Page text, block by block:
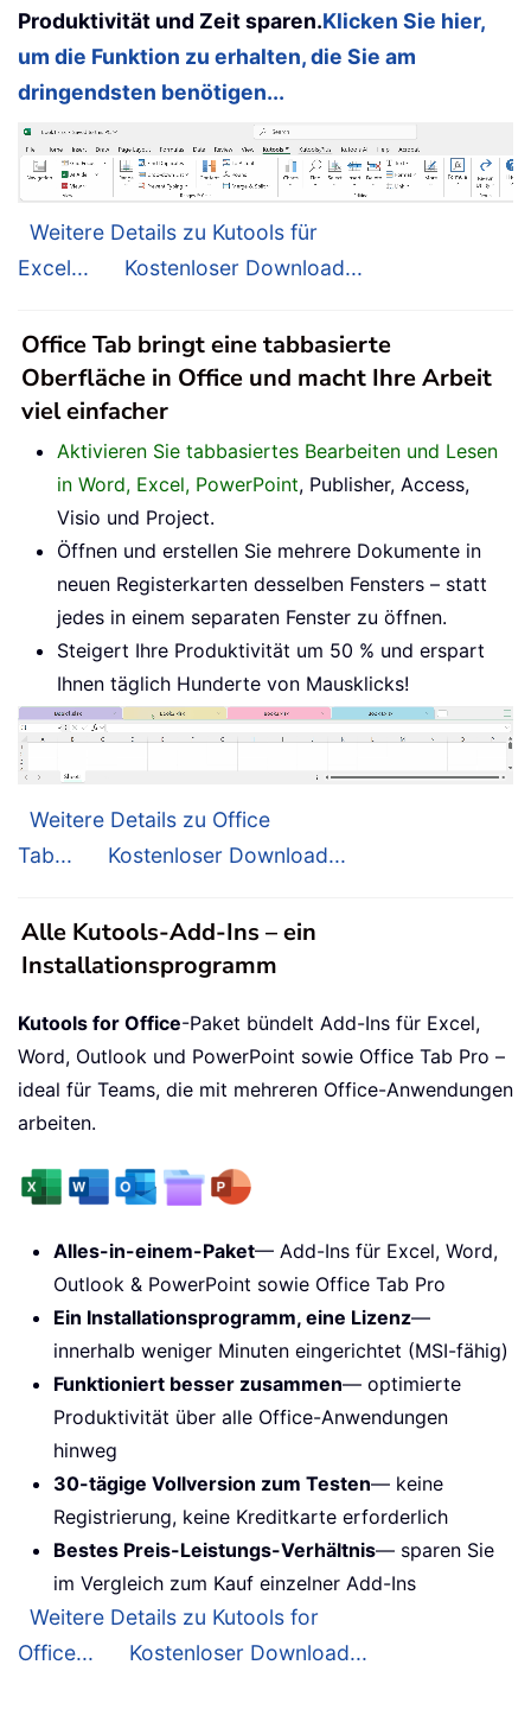
Produktivität und Zeit sparen.Klicken Sie hier,
um die Funktion zu erhalten, die Sie am
dringendsten benötigen...
Weitere Details zu Kutools für
Excel...
Kostenloser Download...
Office Tab bringt eine tabbasierte
Oberfläche in Office und macht Ihre Arbeit
viel einfacher
Aktivieren Sie tabbasiertes Bearbeiten und Lesen
in Word, Excel, PowerPoint, Publisher, Access,
Visio und Project.
Öffnen und erstellen Sie mehrere Dokumente in
neuen Registerkarten desselben Fensters – statt
jedes in einem separaten Fenster zu öffnen.
Steigert Ihre Produktivität um 50 % und erspart
Ihnen täglich Hunderte von Mausklicks!
Weitere Details zu Office
Tab...
Kostenloser Download...
Alle Kutools-Add-Ins – ein
Installationsprogramm
Kutools for Office-Paket bündelt Add-Ins für Excel,
Word, Outlook und PowerPoint sowie Office Tab Pro –
ideal für Teams, die mit mehreren Office-Anwendungen
arbeiten.
Alles-in-einem-Paket— Add-Ins für Excel, Word,
Outlook & PowerPoint sowie Office Tab Pro
Ein Installationsprogramm, eine Lizenz—
innerhalb weniger Minuten eingerichtet (MSI-fähig)
Funktioniert besser zusammen— optimierte
Produktivität über alle Office-Anwendungen
hinweg
30-tägige Vollversion zum Testen— keine
Registrierung, keine Kreditkarte erforderlich
Bestes Preis-Leistungs-Verhältnis— sparen Sie
im Vergleich zum Kauf einzelner Add-Ins
Weitere Details zu Kutools for
Office...
Kostenloser Download...